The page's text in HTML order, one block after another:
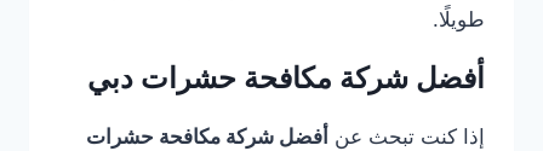
طويلًا.
أفضل شركة مكافحة حشرات دبي
إذا كنت تبحث عن أفضل شركة مكافحة حشرات